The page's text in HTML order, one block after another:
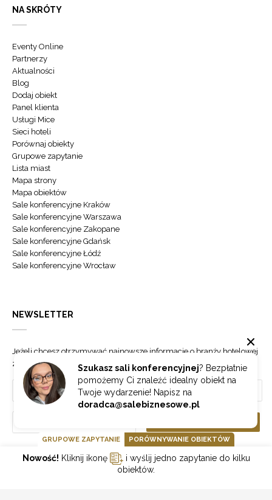
Szukasz sali konferencyjnej? Bezpłatnie
pomożemy Ci znaleźć idealny obiekt na
Twoje wydarzenie! Napisz na
doradca@salebiznesowe.pl
NA SKRÓTY
Eventy Online
Partnerzy
Aktualności
Blog
Dodaj obiekt
Panel klienta
Usługi Mice
Sieci hoteli
Porównaj obiekty
Grupowe zapytanie
Lista miast
Mapa strony
Mapa obiektów
Sale konferencyjne Kraków
Sale konferencyjne Warszawa
Sale konferencyjne Zakopane
Sale konferencyjne Gdańsk
Sale konferencyjne Łódź
Sale konferencyjne Wrocław
NEWSLETTER
Jeżeli chcesz otrzymywać najnowsze informacje o branży hotelowej
zapisz się do naszego newslettera.
GOONLINE.PL SPÓŁKA Z OGRANICZONĄ ODPOWIEDZIALNOŚCIĄ SP.K.
GRUPOWE ZAPYTANIE PORÓWNYWANIE OBIEKTÓW
Nowość! Kliknij ikonę
i wyślij jedno zapytanie do kilku
obiektów.